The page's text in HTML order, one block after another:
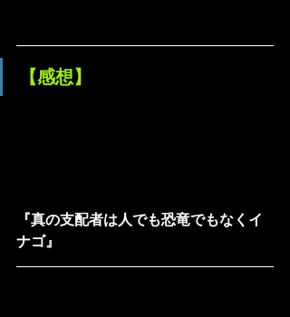
【感想】
『真の支配者は人でも恐竜でもなくイ
ナゴ』